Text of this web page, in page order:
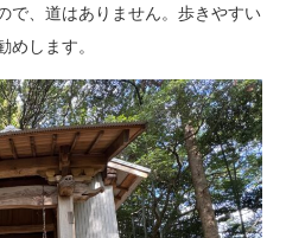
で、道はありません。歩きやすい
めします。